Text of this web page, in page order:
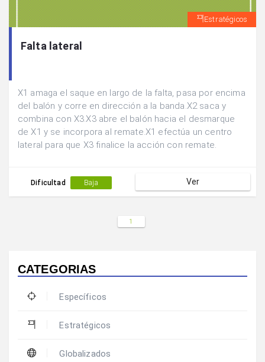
Estratégicos
Falta lateral
X1 amaga el saque en largo de la falta, pasa por encima
del balón y corre en dirección a la banda.X2 saca y
combina con X3.X3 abre el balón hacia el desmarque
de X1 y se incorpora al remate.X1 efectúa un centro
lateral para que X3 finalice la acción con remate.
Dificultad Baja Ver
1
CATEGORIAS
Específicos
Estratégicos
Globalizados